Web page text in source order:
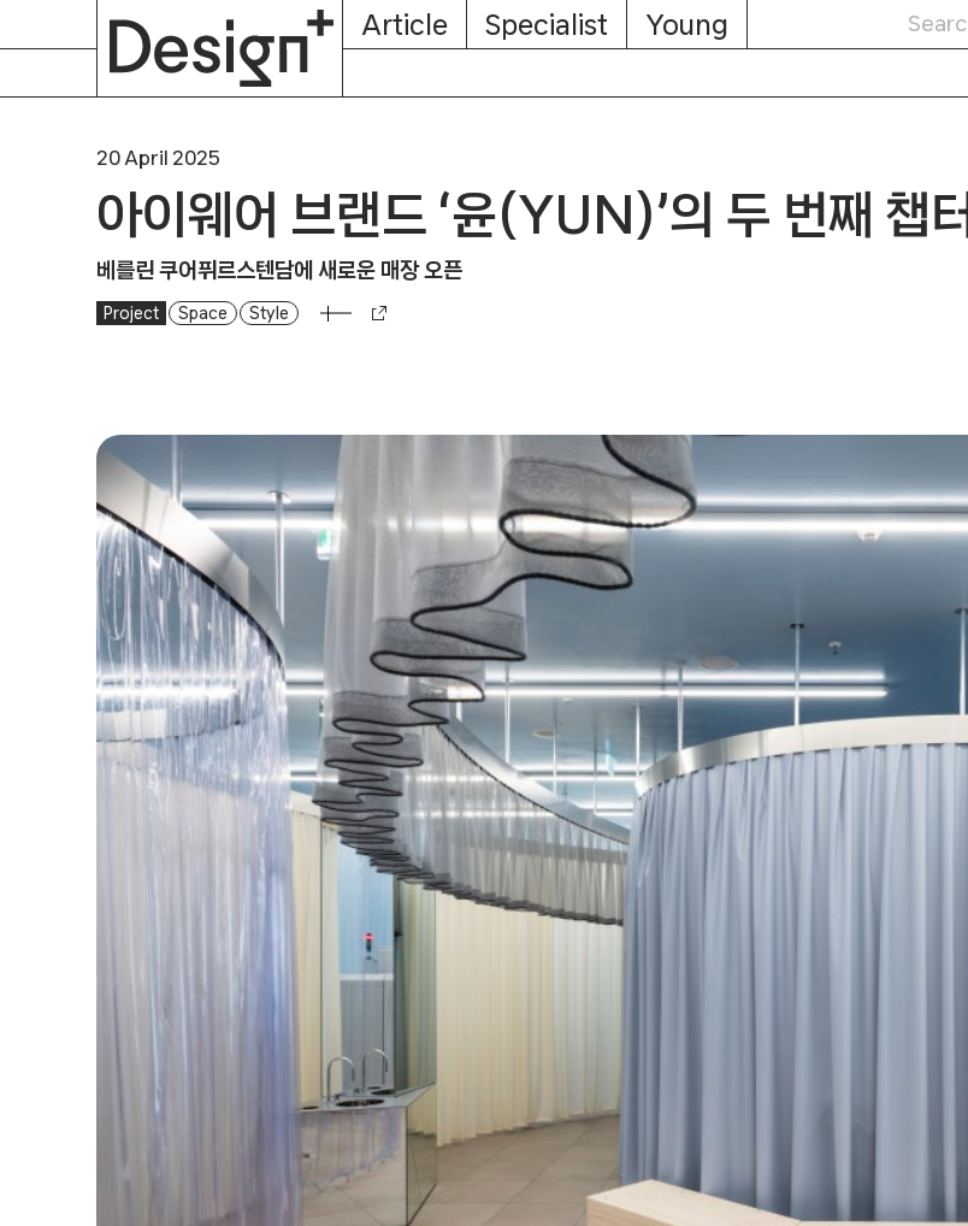
Article Specialist Young
20 April 2025
아이웨어 브랜드 ‘윤(YUN)’의 두 번째 챕터
베를린 쿠어퓌르스텐담에 새로운 매장 오픈
Project Space Style
About
Subscription
Magazine